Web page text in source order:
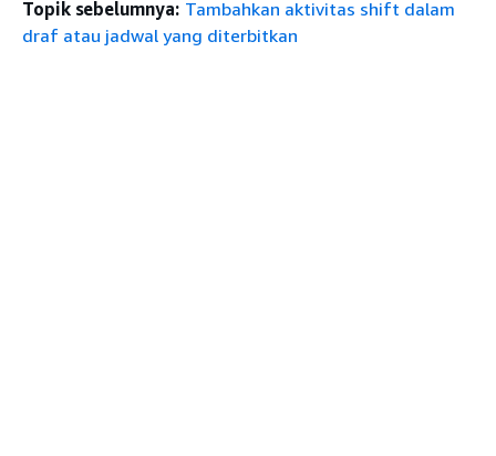
Topik sebelumnya: Tambahkan aktivitas shift dalam
draf atau jadwal yang diterbitkan